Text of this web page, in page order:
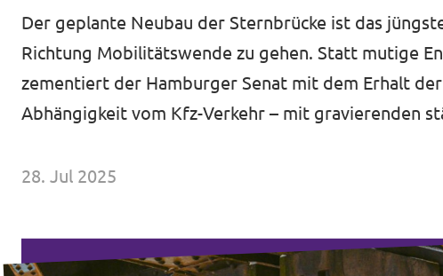
Volt Deutschland Merchandise Shop
Über Volt
Neuigkeiten
Der geplante Neubau der Sternbrücke ist das
Richtung Mobilitätswende zu gehen. Statt mutige
zementiert der Hamburger Senat mit dem Erhalt
Abhängigkeit vom Kfz-Verkehr – mit gravierenden
28. Jul 2025